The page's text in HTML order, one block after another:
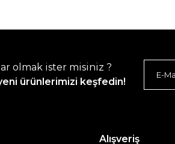
olmak ister misiniz ?
ürünlerimizi keşfedin!
Alışveriş